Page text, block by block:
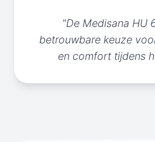
"De Medisana HU
betrouwbare keuze
en comfort tijdens